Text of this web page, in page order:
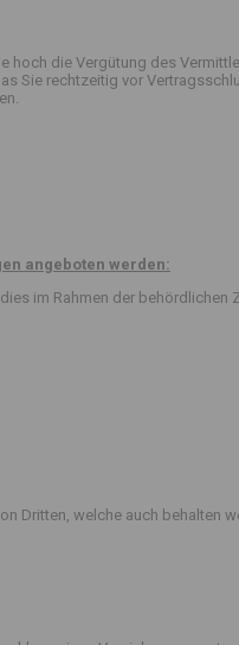
hoch die Vergütung des
Sie rechtzeitig vor
angeboten werden:
im Rahmen der
Dritten, welche auch behalten